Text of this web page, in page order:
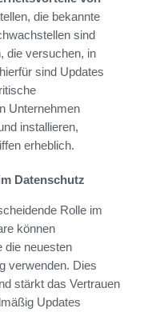
die bekannte
sind
die versuchen, in
sind Updates
Unternehmen
installieren,
erheblich.
Datenschutz
Rolle im
können
die neuesten
verwenden. Dies
stärkt das Vertrauen
Updates